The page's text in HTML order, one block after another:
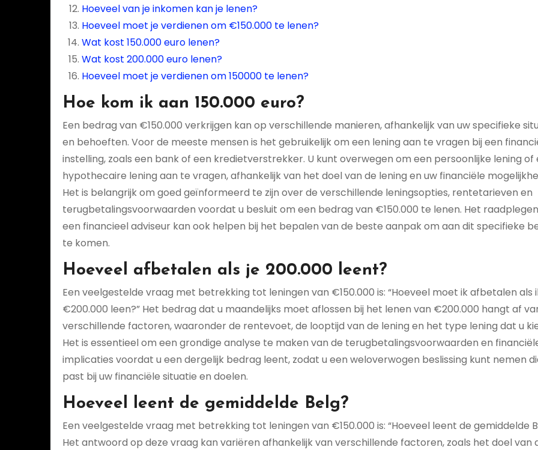
Hoeveel van je inkomen kan je lenen?
Hoeveel moet je verdienen om €150.000 te lenen?
Wat kost 150.000 euro lenen?
Wat kost 200.000 euro lenen?
Hoeveel moet je verdienen om 150000 te lenen?
Hoe kom ik aan 150.000 euro?
Een bedrag van €150.000 verkrijgen kan op verschillende manieren, afhankelijk van uw specifieke
en behoeften. Voor de meeste mensen is het gebruikelijk om een lening aan te vragen bij een
instelling, zoals een bank of een kredietverstrekker. U kunt overwegen om een persoonlijke lening of
hypothecaire lening aan te vragen, afhankelijk van het doel van de lening en uw financiële
Het is belangrijk om goed geïnformeerd te zijn over de verschillende leningsopties, rentetarieven en
terugbetalingsvoorwaarden voordat u besluit om een bedrag van €150.000 te lenen. Het
een financieel adviseur kan ook helpen bij het bepalen van de beste aanpak om aan dit specifieke
te komen.
Hoeveel afbetalen als je 200.000 leent?
Een veelgestelde vraag met betrekking tot leningen van €150.000 is: “Hoeveel moet ik afbetalen als
€200.000 leen?” Het bedrag dat u maandelijks moet aflossen bij het lenen van €200.000 hangt af
verschillende factoren, waaronder de rentevoet, de looptijd van de lening en het type lening dat u
Het is essentieel om een grondige analyse te maken van de terugbetalingsvoorwaarden en
implicaties voordat u een dergelijk bedrag leent, zodat u een weloverwogen beslissing kunt nemen
past bij uw financiële situatie en doelen.
Hoeveel leent de gemiddelde Belg?
Een veelgestelde vraag met betrekking tot leningen van €150.000 is: “Hoeveel leent de gemiddelde
Het antwoord op deze vraag kan variëren afhankelijk van verschillende factoren, zoals het doel van